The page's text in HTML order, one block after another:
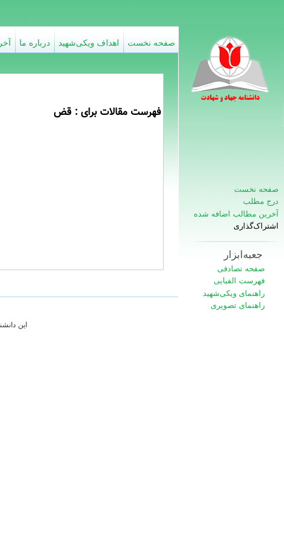
فهرست مقالات برای : قض
درباره ما اهداف ویکی‌شهید صفحه نخست
صفحه نخست
درج مطلب
آخرین مطالب اضافه شده
اشتراک‌گذاری
جعبه‌ابزار
صفحه تصادفی
فهرست الفبایی
راهنمای ویکی‌شهید
راهنمای تصویری
این